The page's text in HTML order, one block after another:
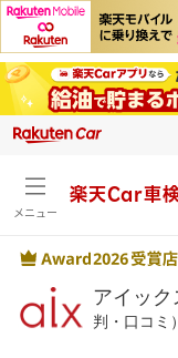
メニュー
楽天Car車
アイッ
判・口コミ）